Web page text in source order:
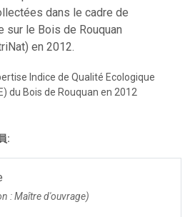
dans le cadre de
sur le Bois de Rouquan
en 2012.
Indice de Qualité Ecologique
du Bois de Rouquan en 2012
:
: Maître d'ouvrage)